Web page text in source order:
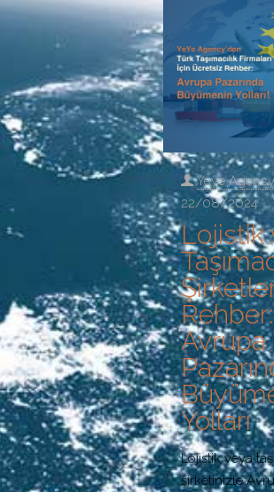
Yeye Agency
22/08/2024
Lojistik
Rehber:
Avrupa
Yolları
Lojistik veya
şirketinizle